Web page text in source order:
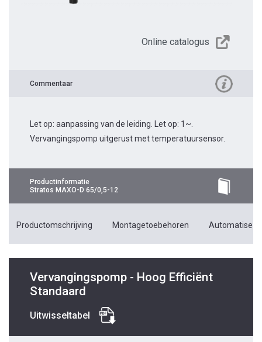
Online catalogus
Commentaar
Let op: aanpassing van de leiding. Let op: 1~.
Vervangingspomp uitgerust met temperatuursensor.
Productinformatie
Stratos MAXO-D 65/0,5-12
Productomschrijving Montagetoebehoren
Vervangingspomp - Hoog Efficiënt
Standaard
Uitwisseltabel